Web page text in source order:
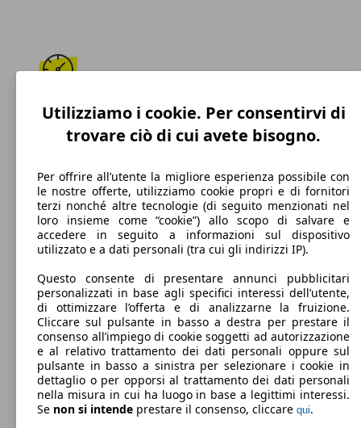
185 km/h
Velocità massima
Diesel
Carburante
95 g/km
Emissioni di CO2 (combinato)*
Utilizziamo i cookie. Per consentirvi di
trovare ciò di cui avete bisogno.
Per offrire all’utente la migliore esperienza possibile con
le nostre offerte, utilizziamo cookie propri e di fornitori
terzi nonché altre tecnologie (di seguito menzionati nel
loro insieme come “cookie”) allo scopo di salvare e
accedere in seguito a informazioni sul dispositivo
utilizzato e a dati personali (tra cui gli indirizzi IP).
Questo consente di presentare annunci pubblicitari
personalizzati in base agli specifici interessi dell’utente,
di ottimizzare l’offerta e di analizzarne la fruizione.
Cliccare sul pulsante in basso a destra per prestare il
consenso all’impiego di cookie soggetti ad autorizzazione
e al relativo trattamento dei dati personali oppure sul
pulsante in basso a sinistra per selezionare i cookie in
dettaglio o per opporsi al trattamento dei dati personali
nella misura in cui ha luogo in base a legittimi interessi.
Se non si intende prestare il consenso, cliccare qui.